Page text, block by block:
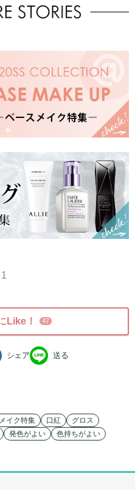
Like！ 47
シェア 送る
イク特集 口紅
グロス
発色がよい 色持ちがよい